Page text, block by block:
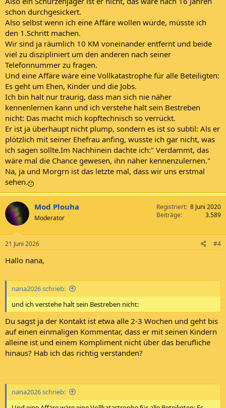
schon durchgesickert.
Also selbst wenn ich eine Affäre wollen würde, müsste ich
den 1.Schritt machen.
Wir sind ja räumlich 10 KM voneinander entfernt und beide
viel zu diszipliniert um den anderen nach seiner
Telefonnummer zu fragen.
Und eine Affäre wäre eine Vollkatastrophe für alle Beteiligten:
Es geht um Ehen, Kinder und die Jobs.
Ich bin halt nur traurig, dass man sich nie näher
kennenlernen kann und ich verstehe halt sein Bestreben
nicht: Das macht mich kopftechnisch so verrückt.
Er ist ja überhaupt nicht plump, sondern es ist so subtil: Als er
plötzlich mit seiner Ehefrau anfing, wusste ich gar nicht, was
ich sagen sollte.Im Nachhinein dachte ich:" Verdammt, das
wäre mal die Chance gewesen, ihn näher kennenzulernen."
Na, ja und Morgrn ist das letzte mal, dass wir uns erstmal
sehen.
Mod Plouha
Moderator
Registriert 8 Juni 2020
Beiträge
3.589
21 Juni 2026 #4
Hallo nana,
nana2026 schrieb:
und ich verstehe halt sein Bestreben nicht:
Du sagst ja der Kontakt ist etwa alle 2-3 Wochen und geht bis
auf einen einmaligen Kommentar, dass er mit seinen Kindern
alleine ist und einem Kompliment nicht über das berufliche
hinaus? Hab ich das richtig verstanden?
nana2026 schrieb: